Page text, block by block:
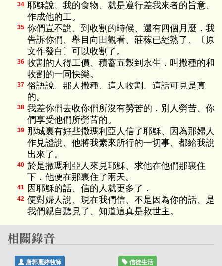
34 耶穌說、我的食物、就是遵行差我來者的旨意、
作成他的工。
35 你們豈不說、到收割的時候、還有四個月麼．我
告訴你們、舉目向田觀看、莊稼已經熟了、〔原
文作發白〕可以收割了。
36 收割的人得工價、積蓄五穀到永生．叫撒種的和
收割的一同快樂。
37 俗語說、那人撒種、這人收割、這話可見是真
的。
38 我差你們去收你們所沒有勞苦的．別人勞苦、你
們享受他們所勞苦的。
39 那城裏有好些撒瑪利亞人信了耶穌、因為那婦人
作見證說、他將我素來所行的一切事、都給我說
出來了。
40 於是撒瑪利亞人來見耶穌、求他在他們那裏住
下．他便在那裏住了兩天。
41 因耶穌的話、信的人就更多了．
42 便對婦人說、現在我們信、不是因為你的話、是
我們親自聽見了、知道這真是救世主。
唐郭麗婷牧師 信徒生活